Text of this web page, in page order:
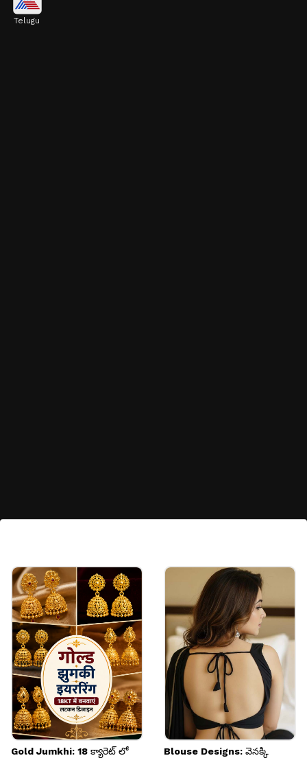
ముఖం కడుక్కున్న తర్వాత చర్మం పూర్తిగా ఆరకముందే
Telugu
వాతావరణం, సీజన్లు మారినప్పుడు మీ మాయిశ్చరైజర్‌ను
కూడా మార్చాలి. వేసవిలో తేలికగా ఉండేవి, చలికాలంలో
ఎక్కువ పోషణ ఇచ్చే క్రీమ్స్ వాడటం ఉత్తమం.
Image credits: Asianet News
Gold Jumkhi: 18 క్యారెట్ లో
Blouse Designs: వెనక్కి